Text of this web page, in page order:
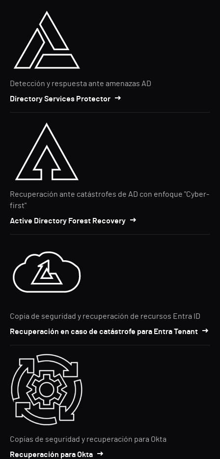
Detección y respuesta ante amenazas AD
Directory Services Protector
Recuperación ante catástrofes de AD con enfoque "Cyber-
first"
Active Directory Forest Recovery
Copia de seguridad y recuperación de recursos Entra ID
Recuperación en caso de catástrofe para Entra Tenant
Copias de seguridad y recuperación para Okta
Recuperación para Okta